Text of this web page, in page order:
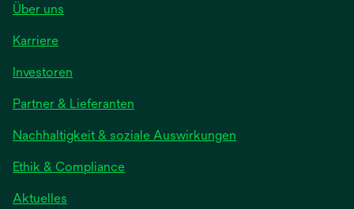
Über uns
Karriere
Investoren
einer
neuen
Registerkarte
geöffnet
Partner & Lieferanten
Nachhaltigkeit & soziale Auswirkungen
Ethik & Compliance
Aktuelles